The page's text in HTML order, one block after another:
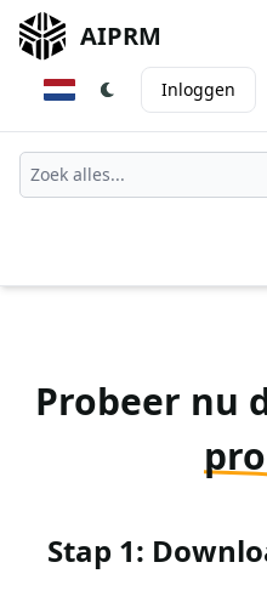
AIPRM
Inloggen
Probeer nu
Stap 1: